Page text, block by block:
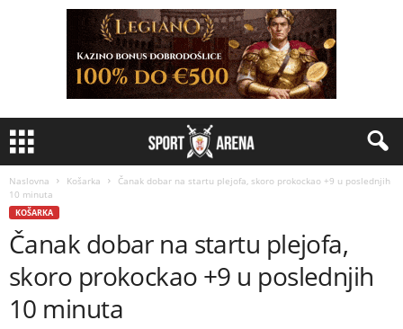
Naslovna Košarka
Čanak dobar na startu plejofa, skoro prokockao +9 u poslednjih
10 minuta
KOŠARKA
Čanak dobar na startu plejofa,
skoro prokockao +9 u poslednjih
10 minuta